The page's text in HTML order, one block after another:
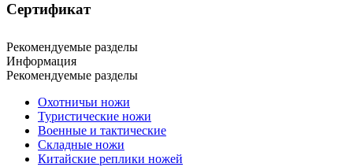
Сертификат
Рекомендуемые разделы
Информация
Рекомендуемые разделы
Охотничьи ножи
Туристические ножи
Военные и тактические
Складные ножи
Китайские реплики ножей